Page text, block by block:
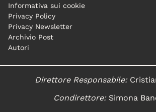
Informativa sui cookie
Privacy Policy
Privacy Newsletter
Archivio Post
Autori
Direttore Responsabile:
Condirettore:Simona